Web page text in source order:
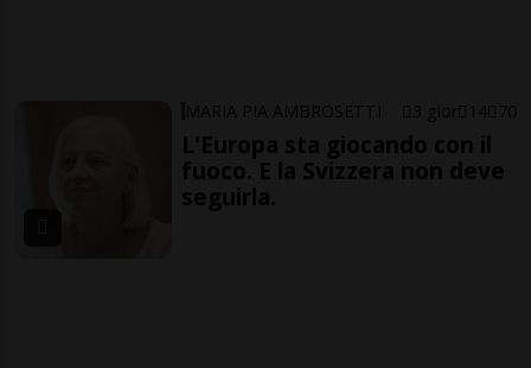
MARIA PIA AMBROSETTI 3 gior 14 70
L'Europa sta giocando con il
fuoco. E la Svizzera non deve
seguirla.